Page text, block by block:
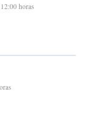
horas